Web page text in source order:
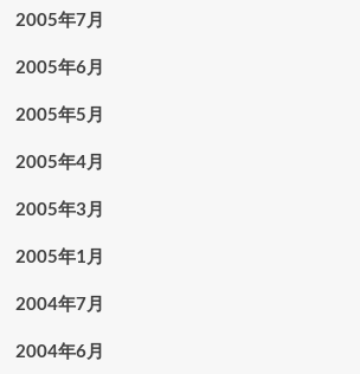
2005年7月
2005年6月
2005年5月
2005年4月
2005年3月
2005年1月
2004年7月
2004年6月